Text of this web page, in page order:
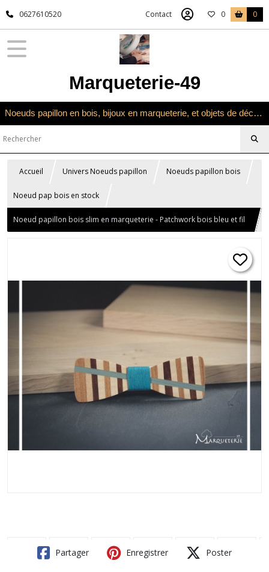
0627610520 Contact 0 0
Marqueterie-49
Noeuds papillon en bois, bijoux en marqueterie, et objets de décoration en marqueterie bois
Accueil Univers Noeuds papillon Noeuds papillon bois
Noeud pap bois en stock
Noeud papillon bois slim en marqueterie - Patchwork bois bleu et fil
Partager Enregistrer Poster